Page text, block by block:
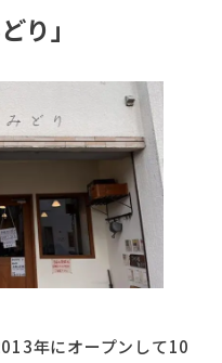
り」
年にオープンして10